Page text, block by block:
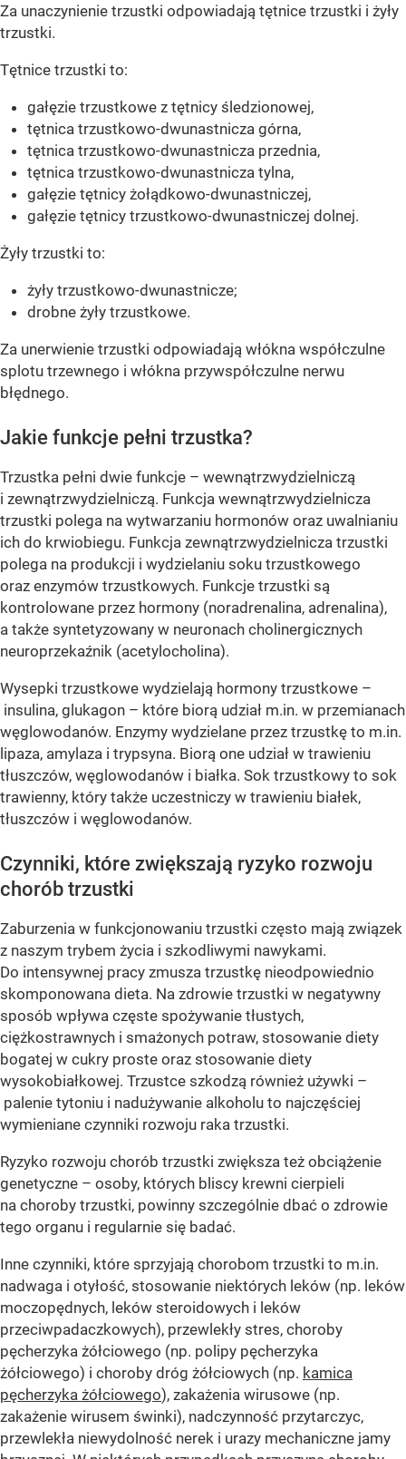
Za unaczynienie trzustki odpowiadają tętnice trzustki i żyły
trzustki.
Tętnice trzustki to:
gałęzie trzustkowe z tętnicy śledzionowej,
tętnica trzustkowo-dwunastnicza górna,
tętnica trzustkowo-dwunastnicza przednia,
tętnica trzustkowo-dwunastnicza tylna,
gałęzie tętnicy żołądkowo-dwunastniczej,
gałęzie tętnicy trzustkowo-dwunastniczej dolnej.
Żyły trzustki to:
żyły trzustkowo-dwunastnicze;
drobne żyły trzustkowe.
Za unerwienie trzustki odpowiadają włókna współczulne
splotu trzewnego i włókna przywspółczulne nerwu
błędnego.
Jakie funkcje pełni trzustka?
Trzustka pełni dwie funkcje – wewnątrzwydzielniczą
i zewnątrzwydzielniczą. Funkcja wewnątrzwydzielnicza
trzustki polega na wytwarzaniu hormonów oraz uwalnianiu
ich do krwiobiegu. Funkcja zewnątrzwydzielnicza trzustki
polega na produkcji i wydzielaniu soku trzustkowego
oraz enzymów trzustkowych. Funkcje trzustki są
kontrolowane przez hormony (noradrenalina, adrenalina),
a także syntetyzowany w neuronach cholinergicznych
neuroprzekaźnik (acetylocholina).
Wysepki trzustkowe wydzielają hormony trzustkowe –
insulina, glukagon – które biorą udział m.in. w przemianach
węglowodanów. Enzymy wydzielane przez trzustkę to m.in.
lipaza, amylaza i trypsyna. Biorą one udział w trawieniu
tłuszczów, węglowodanów i białka. Sok trzustkowy to sok
trawienny, który także uczestniczy w trawieniu białek,
tłuszczów i węglowodanów.
Czynniki, które zwiększają ryzyko rozwoju
chorób trzustki
Zaburzenia w funkcjonowaniu trzustki często mają związek
z naszym trybem życia i szkodliwymi nawykami.
Do intensywnej pracy zmusza trzustkę nieodpowiednio
skomponowana dieta. Na zdrowie trzustki w negatywny
sposób wpływa częste spożywanie tłustych,
ciężkostrawnych i smażonych potraw, stosowanie diety
bogatej w cukry proste oraz stosowanie diety
wysokobiałkowej. Trzustce szkodzą również używki –
palenie tytoniu i nadużywanie alkoholu to najczęściej
wymieniane czynniki rozwoju raka trzustki.
Ryzyko rozwoju chorób trzustki zwiększa też obciążenie
genetyczne – osoby, których bliscy krewni cierpieli
na choroby trzustki, powinny szczególnie dbać o zdrowie
tego organu i regularnie się badać.
Inne czynniki, które sprzyjają chorobom trzustki to m.in.
nadwaga i otyłość, stosowanie niektórych leków (np. leków
moczopędnych, leków steroidowych i leków
przeciwpadaczkowych), przewlekły stres, choroby
pęcherzyka żółciowego (np. polipy pęcherzyka
żółciowego) i choroby dróg żółciowych (np. kamica
pęcherzyka żółciowego), zakażenia wirusowe (np.
zakażenie wirusem świnki), nadczynność przytarczyc,
przewlekła niewydolność nerek i urazy mechaniczne jamy